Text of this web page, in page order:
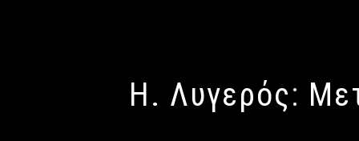
Η. Λυγερός: